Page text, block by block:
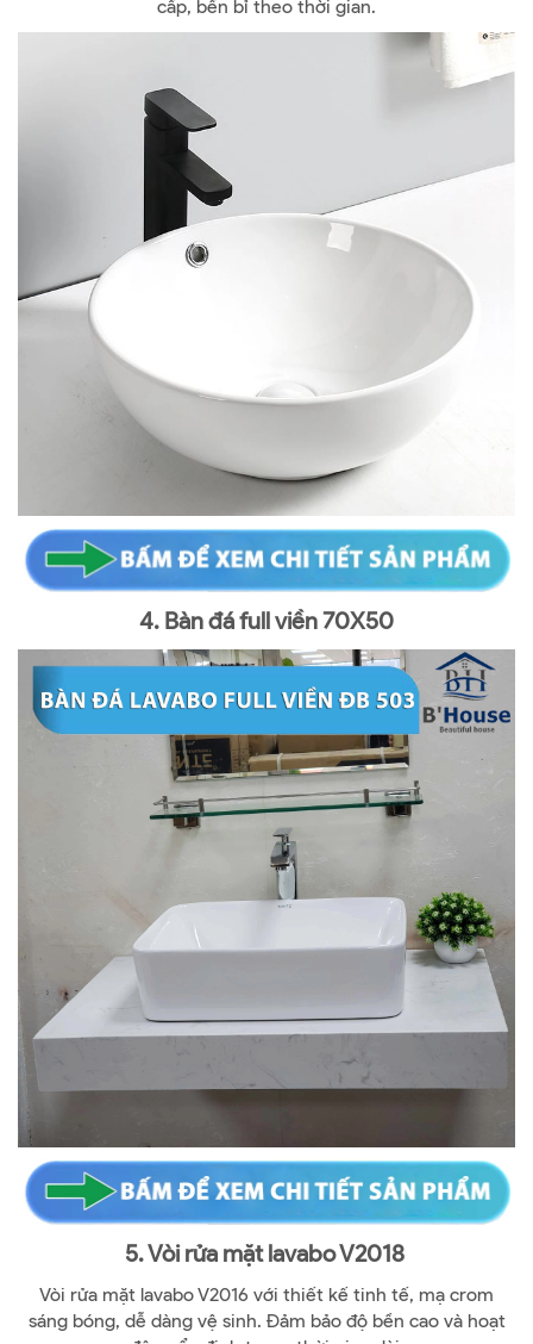
cấp, bền bỉ theo thời gian.
4. Bàn đá full viền 70X50
5. Vòi rửa mặt lavabo V2018
Vòi rửa mặt lavabo V2016 với thiết kế tinh tế, mạ crom
sáng bóng, dễ dàng vệ sinh. Đảm bảo độ bền cao và hoạt